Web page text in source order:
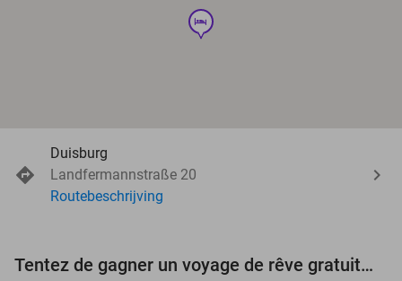
hotel
Duisburg
Landfermannstraße 20
Routebeschrijving
Tentez de gagner un voyage de rêve gratuit d'une valeur de 3.000 € !